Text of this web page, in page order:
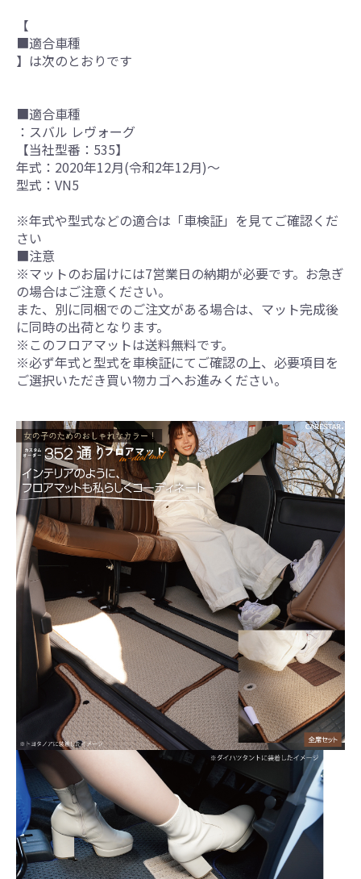
【
■適合車種
】は次のとおりです
■適合車種
：スバル レヴォーグ
【当社型番：535】
年式：2020年12月(令和2年12月)～
型式：VN5
※年式や型式などの適合は「車検証」を見てご確認くだ
さい
■注意
※マットのお届けには7営業日の納期が必要です。お急ぎ
の場合はご注意ください。
また、別に同梱でのご注文がある場合は、マット完成後
に同時の出荷となります。
※このフロアマットは送料無料です。
※必ず年式と型式を車検証にてご確認の上、必要項目を
ご選択いただき買い物カゴへお進みください。